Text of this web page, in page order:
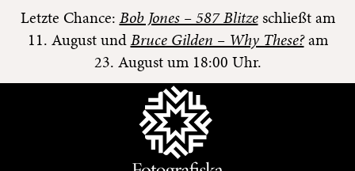
Letzte Chance: Bob Jones – 587 Blitzeschließt am
11. August und Bruce Gilden – Why These?am
23. August um 18:00 Uhr.